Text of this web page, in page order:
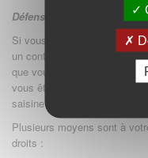
Défenseur des droits :
Si vous constatez un défaut
un contenu ou une
que vous ne parvenez pas à
vous êtes en droit de faire
saisine au Défenseur des
Plusieurs moyens sont à
droits :